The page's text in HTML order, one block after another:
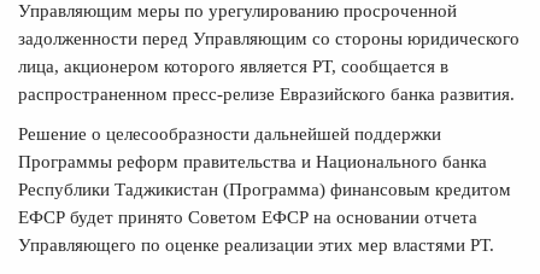
Управляющим меры по урегулированию просроченной
задолженности перед Управляющим со стороны юридического
лица, акционером которого является РТ, сообщается в
распространенном пресс-релизе Евразийского банка развития.
Решение о целесообразности дальнейшей поддержки
Программы реформ правительства и Национального банка
Республики Таджикистан (Программа) финансовым кредитом
ЕФСР будет принято Советом ЕФСР на основании отчета
Управляющего по оценке реализации этих мер властями РТ.